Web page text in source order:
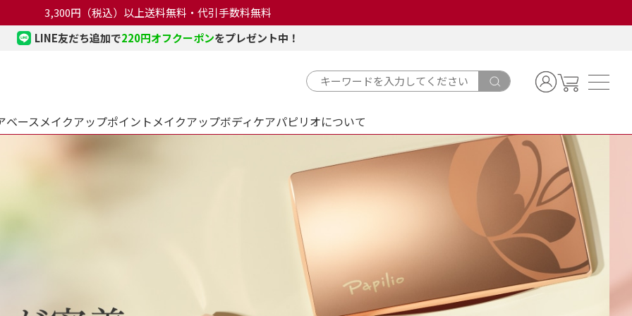
3,300円（税込）以上送料無料・代引手数料無料
LINE友だち追加で220円オフクーポンをプレゼント中！
ベースメイクアップポイントメイクアップボディケアパピリオについて